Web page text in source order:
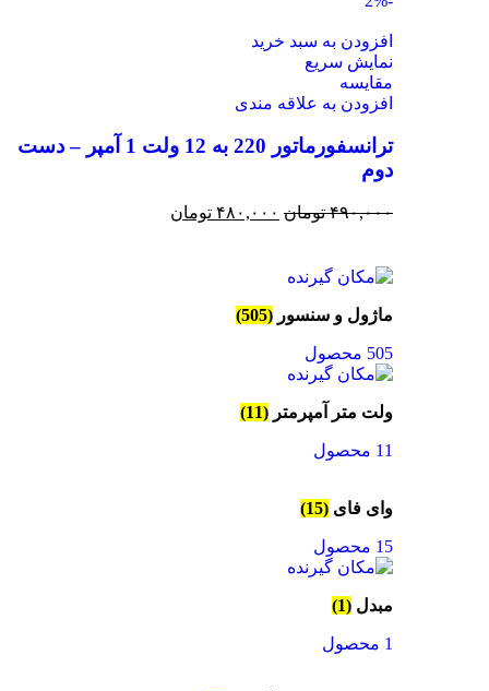
افزودن به سبد خرید
نمایش سریع
مقايسه
افزودن به علاقه مندی
ترانسفورماتور 220 به 12 ولت 1 آمپر – دست
دوم
۴۹۰,۰۰۰ تومان ۴۸۰,۰۰۰ تومان
ماژول و سنسور (505)
505 محصول
ولت متر آمپرمتر (11)
11 محصول
وای فای (15)
15 محصول
مبدل (1)
1 محصول